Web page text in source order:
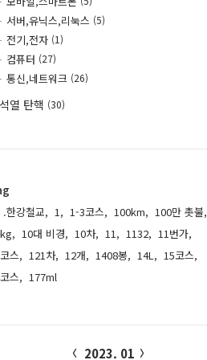
서버,유닉스,리눅스 (5)
전기,전자 (1)
컴퓨터 (27)
통신,네트워크 (26)
열 탄핵 (30)
.한강철교, 1, 1-3코스, 100km, 100만 촛불,
10대 비경, 10차, 11, 1132, 11번가,
스, 121차, 12개, 1408봉, 14L, 15코스,
스, 177ml,
2023. 01